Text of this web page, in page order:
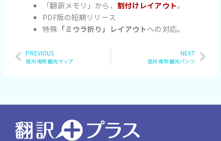
「翻訳メモリ」から、 割付けレイアウト。
PDF版の短期リリース
特殊 「ミウラ折り」レイアウトへの対応。
Prev
PREVIOUS
信州 南牧 観光マップ
NEXT
信州 南牧 観光パンフ